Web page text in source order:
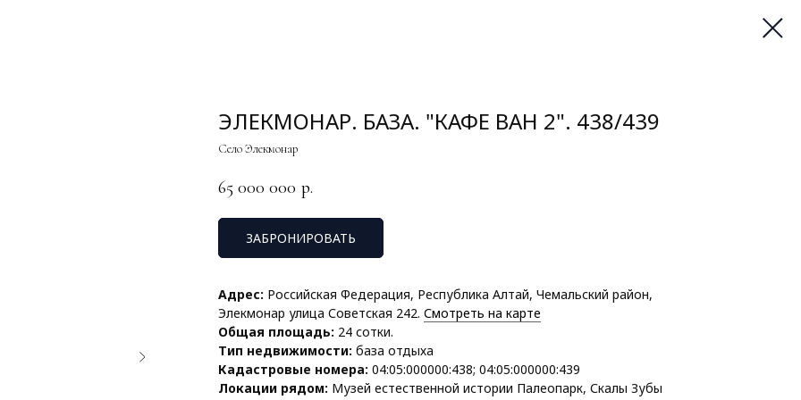
ЭЛЕКМОНАР. БАЗА. "КАФЕ ВАН 2". 438/439
Село Элекмонар
65 000 000 р.
ЗАБРОНИРОВАТЬ
Адрес: Российская Федерация, Республика Алтай, Чемальский район,
Элекмонар улица Советская 242. Смотреть на карте
Общая площадь: 24 сотки.
Тип недвижимости: база отдыха
Кадастровые номера: 04:05:000000:438; 04:05:000000:439
Локации рядом: Музей естественной истории Палеопарк, Скалы Зубы